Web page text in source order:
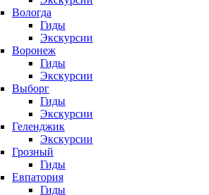
Вологда
Гиды
Экскурсии
Воронеж
Гиды
Экскурсии
Выборг
Гиды
Экскурсии
Геленджик
Экскурсии
Грозный
Гиды
Евпатория
Гиды